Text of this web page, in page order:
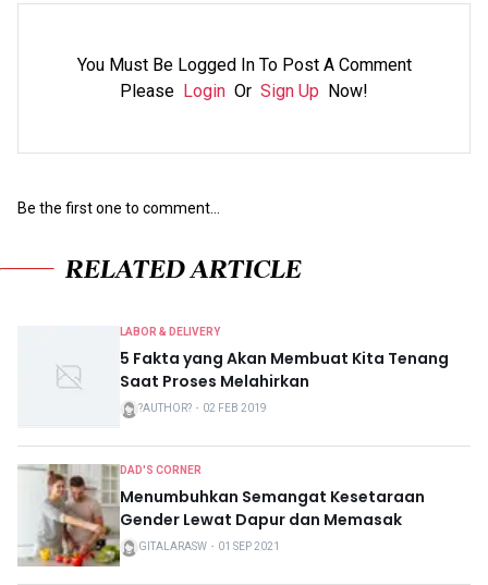
You Must Be Logged In To Post A Comment
Please Login Or Sign Up Now!
Be the first one to comment...
RELATED ARTICLE
LABOR & DELIVERY
5 Fakta yang Akan Membuat Kita Tenang
Saat Proses Melahirkan
?AUTHOR? ・ 02 FEB 2019
DAD'S CORNER
Menumbuhkan Semangat Kesetaraan
Gender Lewat Dapur dan Memasak
GITALARASW ・ 01 SEP 2021